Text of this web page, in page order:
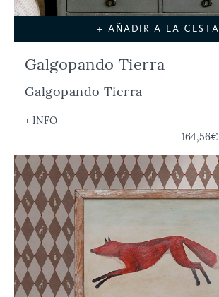
+ AÑADIR A LA CESTA
Galgopando Tierra
Galgopando Tierra
+ INFO
164,56€